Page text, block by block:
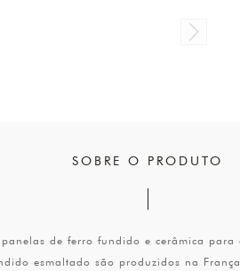
SOBRE O PRODUTO
de ferro fundido e cerâmica
esmaltado são produzidos na